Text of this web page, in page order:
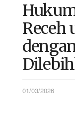
Receh
01/03/2026